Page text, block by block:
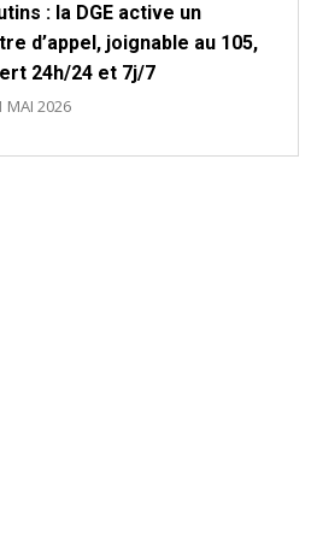
: la DGE active un
d’appel, joignable au 105,
24h/24 et 7j/7
MAI 2026